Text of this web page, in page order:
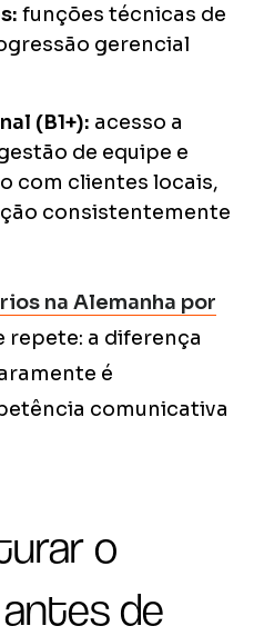
funções técnicas de
gerencial
(B1+): acesso a
de equipe e
com clientes locais,
consistentemente
na Alemanha por
repete: a diferença
é
comunicativa
o
de